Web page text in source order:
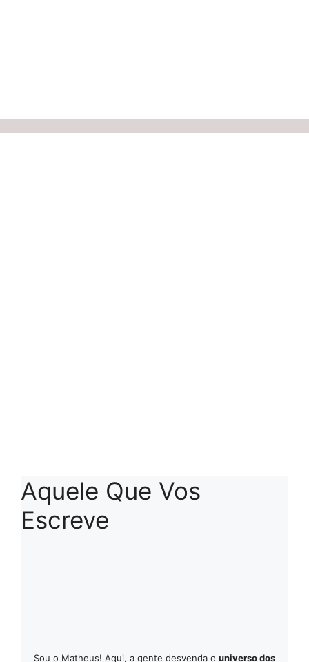
Aquele Que Vos
Escreve
Sou o Matheus! Aqui, a gente desvenda o universo dos